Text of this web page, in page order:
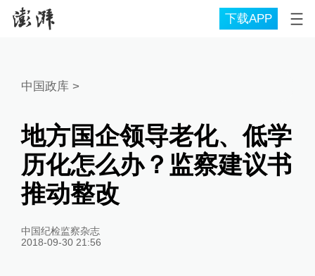
下载APP
中国政库 >
地方国企领导老化、低学
历化怎么办？监察建议书
推动整改
中国纪检监察杂志
2018-09-30 21:56